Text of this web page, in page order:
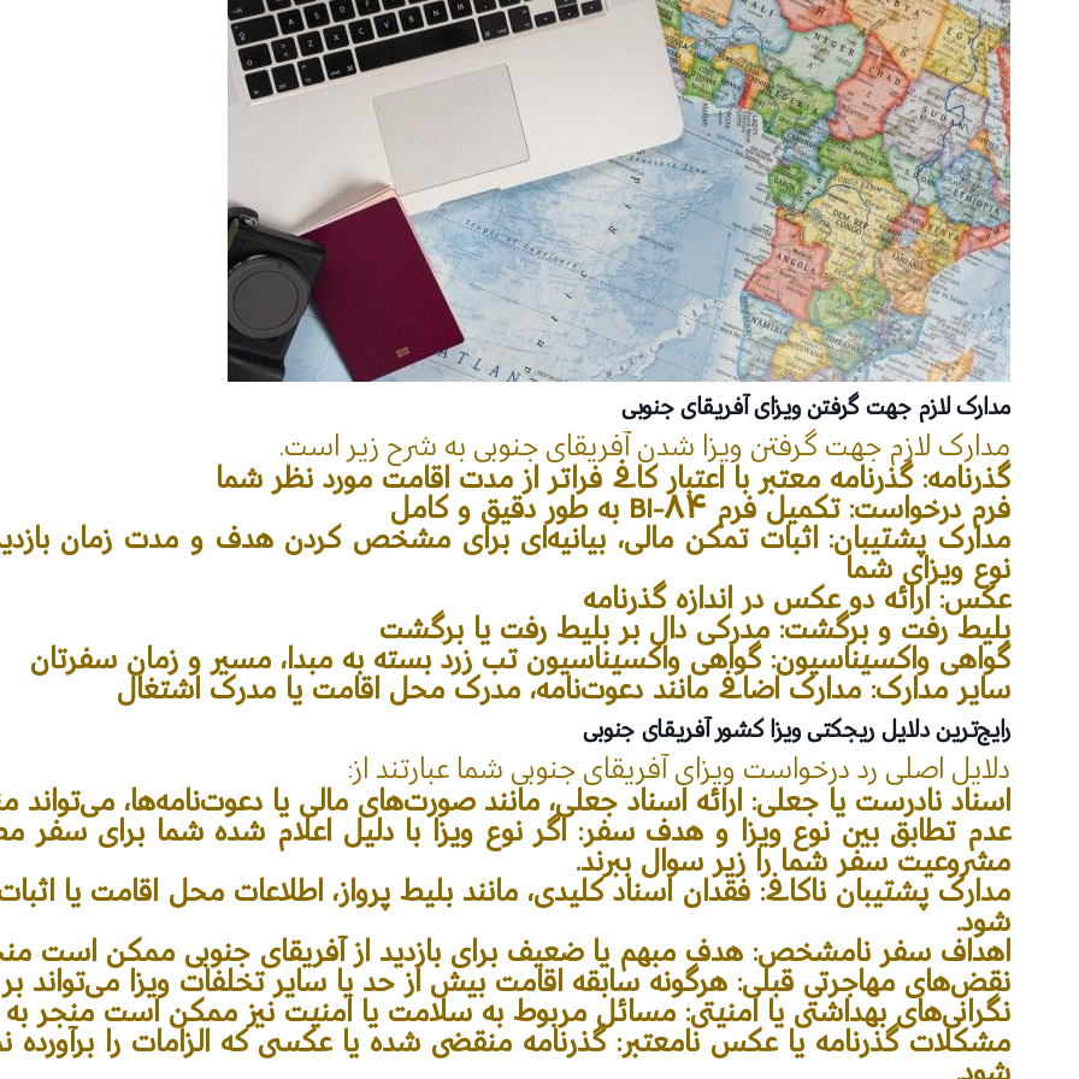
مدارک لازم جهت گرفتن ویزای آفریقای جنوبی
مدارک لازم جهت گرفتن ویزا شدن آفریقای جنوبی به شرح زیر است.
گذرنامه: گذرنامه معتبر با اعتبار کافی فراتر از مدت اقامت مورد نظر شما
فرم درخواست: تکمیل فرم BI-84 به طور دقیق و کامل
مدارک پشتیبان: اثبات تمکن مالی، بیانیه‌ای برای مشخص کردن هدف و مدت زمان
نوع ویزای شما
عکس: ارائه دو عکس در اندازه گذرنامه
بلیط رفت و برگشت: مدرکی دال بر بلیط رفت یا برگشت
گواهی واکسیناسیون: گواهی واکسیناسیون تب زرد بسته به مبدا، مسیر و زمان سفرتان
سایر مدارک: مدارک اضافی مانند دعوت‌نامه، مدرک محل اقامت یا مدرک اشتغال
رایج‌ترین دلایل ریجکتی ویزا کشور آفریقای جنوبی
دلایل اصلی رد درخواست ویزای آفریقای جنوبی شما عبارتند از:
اسناد نادرست یا جعلی: ارائه اسناد جعلی، مانند صورت‌های مالی یا دعوت‌نامه‌ها،
عدم تطابق بین نوع ویزا و هدف سفر: اگر نوع ویزا با دلیل اعلام شده شما برای
مشروعیت سفر شما را زیر سوال ببرند.
مدارک پشتیبان ناکافی: فقدان اسناد کلیدی، مانند بلیط پرواز، اطلاعات محل اقامت یا
شود.
اهداف سفر نامشخص: هدف مبهم یا ضعیف برای بازدید از آفریقای جنوبی ممکن است
نقض‌های مهاجرتی قبلی: هرگونه سابقه اقامت بیش از حد یا سایر تخلفات ویزا می‌تواند
نگرانی‌های بهداشتی یا امنیتی: مسائل مربوط به سلامت یا امنیت نیز ممکن است منجر به
مشکلات گذرنامه یا عکس نامعتبر: گذرنامه منقضی شده یا عکسی که الزامات را